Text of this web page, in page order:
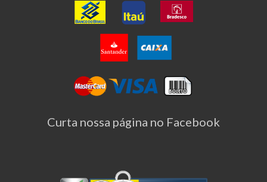
Curta nossa página no Facebook